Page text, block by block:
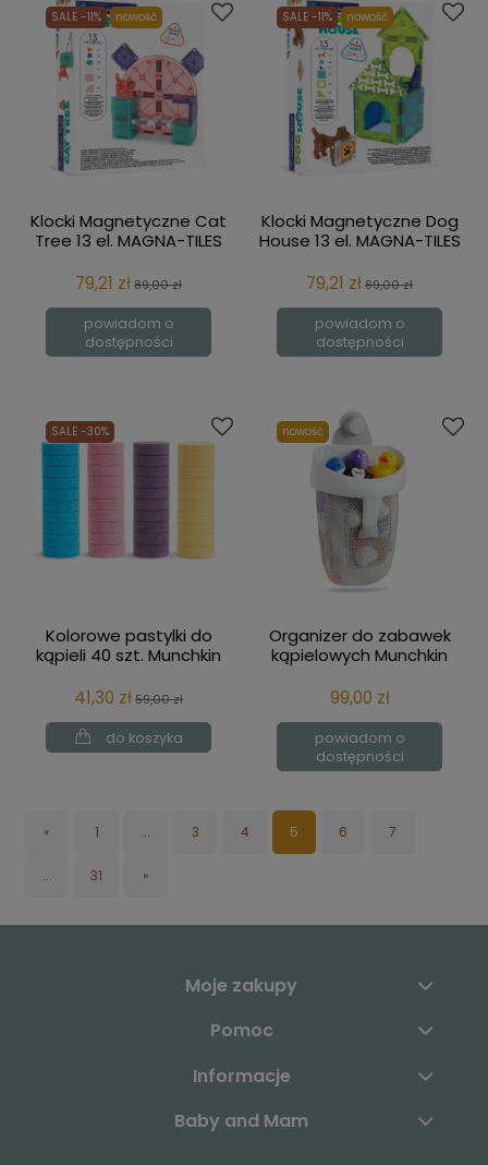
Klocki Magnetyczne Cat
Tree 13 el. MAGNA-TILES
79,21 zł89,00 zł
powiadom o
dostępności
SALE -11% nowość
Klocki Magnetyczne Dog
House 13 el. MAGNA-TILES
79,21 zł89,00 zł
powiadom o
dostępności
SALE -11% nowość
Kolorowe pastylki do
kąpieli 40 szt. Munchkin
41,30 zł59,00 zł
do koszyka
SALE -30%
Organizer do zabawek
kąpielowych Munchkin
99,00 zł
powiadom o
dostępności
nowość
« 1 ... 3 4 5 6 7
... 31 »
Moje zakupy
Pomoc
Informacje
Baby and Mam